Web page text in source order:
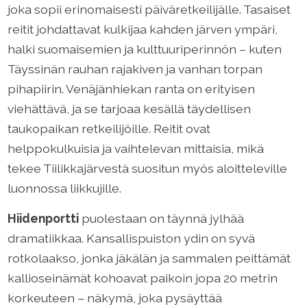
joka sopii erinomaisesti päiväretkeilijälle. Tasaiset
reitit johdattavat kulkijaa kahden järven ympäri,
halki suomaisemien ja kulttuuriperinnön – kuten
Täyssinän rauhan rajakiven ja vanhan torpan
pihapiirin. Venäjänhiekan ranta on erityisen
viehättävä, ja se tarjoaa kesällä täydellisen
taukopaikan retkeilijöille. Reitit ovat
helppokulkuisia ja vaihtelevan mittaisia, mikä
tekee Tiilikkajärvestä suositun myös aloitteleville
luonnossa liikkujille.
Hiidenportti puolestaan on täynnä jylhää
dramatiikkaa. Kansallispuiston ydin on syvä
rotkolaakso, jonka jäkälän ja sammalen peittämät
kallioseinämät kohoavat paikoin jopa 20 metrin
korkeuteen – näkymä, joka pysäyttää